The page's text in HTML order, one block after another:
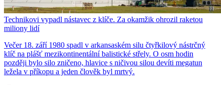
Technikovi vypadl nástavec z klíče. Za okamžik ohrozil raketou
miliony lidí
Večer 18. září 1980 spadl v arkansaském silu čtyřkilový nástrčný
klíč na plášť mezikontinentální balistické střely. O osm hodin
později bylo silo zničeno, hlavice s ničivou silou devíti megatun
ležela v příkopu a jeden člověk byl mrtvý.